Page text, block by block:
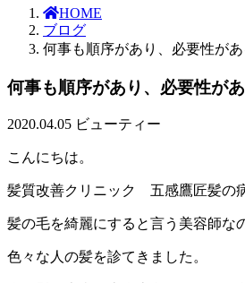
HOME
ブログ
何事も順序があり、必要性があ
何事も順序があり、必要性が
2020.04.05 ビューティー
こんにちは。
髪質改善クリニック 五感鷹匠髪の
髪の毛を綺麗にすると言う美容師な
色々な人の髪を診てきました。